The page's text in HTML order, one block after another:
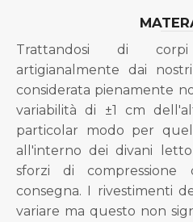
Trattandosi di
artigianalmente dai
considerata pienamente
variabilità di ±1 cm
particolar modo per
all'interno dei divani
sforzi di
consegna. I rivestimenti
variare ma questo non